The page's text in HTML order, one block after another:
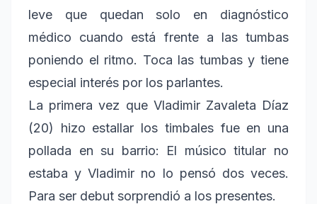
leve que quedan solo en diagnóstico
médico cuando está frente a las tumbas
poniendo el ritmo. Toca las tumbas y tiene
especial interés por los parlantes.
La primera vez que Vladimir Zavaleta Díaz
(20) hizo estallar los timbales fue en una
pollada en su barrio: El músico titular no
estaba y Vladimir no lo pensó dos veces.
Para ser debut sorprendió a los presentes.